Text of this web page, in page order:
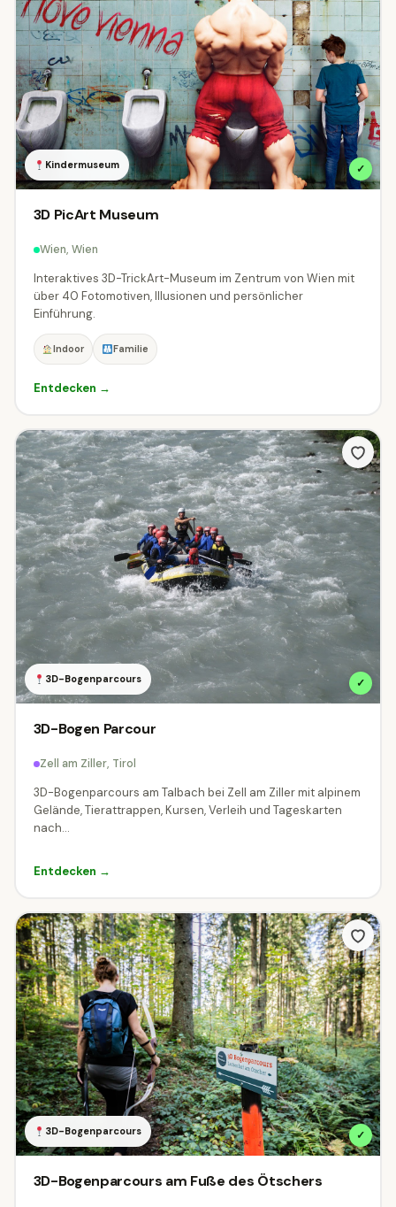
Kindermuseum ✓
3D PicArt Museum
Wien, Wien
Interaktives 3D-TrickArt-Museum im Zentrum von Wien mit
über 40 Fotomotiven, Illusionen und persönlicher
Einführung.
Indoor Familie
Entdecken →
3D-Bogenparcours ✓
3D-Bogen Parcour
Zell am Ziller, Tirol
3D-Bogenparcours am Talbach bei Zell am Ziller mit alpinem
Gelände, Tierattrappen, Kursen, Verleih und Tageskarten
nach...
Entdecken →
3D-Bogenparcours ✓
3D-Bogenparcours am Fuße des Ötschers